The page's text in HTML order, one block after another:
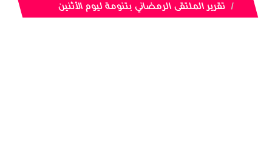
تقرير الملتقى الرمضاني بتنومة ليوم الأثنين